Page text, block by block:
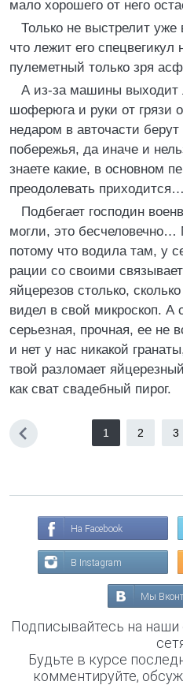
мало хорошего от него
Только не выстрелит
что лежит его спецвегикул
пулеметный только зря
А из-за машины
шоферюга и руки от грязи
недаром в авточасти
побережья, да иначе и
знаете какие, в основном
преодолевать приходится…
Подбегает господин
могли, это
потому что водила там, у
рации со своими
яйцерезов столько,
видел в свой микроскоп. А
серьезная, прочная, ее не
и нет у нас никакой
твой разломает
как сват свадебный пирог.
1 2 3
На Facebook
В Instagram
Мы
Подписывайтесь на
Будьте в курсе
комментируйте,